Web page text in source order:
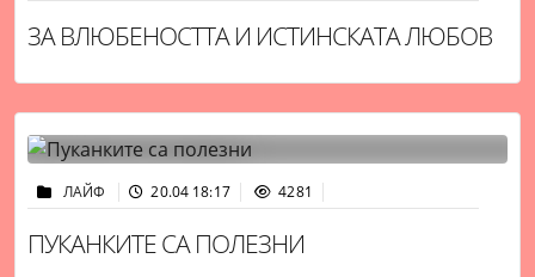
ЗА ВЛЮБЕНОСТТА И ИСТИНСКАТА ЛЮБОВ
ЛАЙФ 20.04 18:17 4281
ПУКАНКИТЕ СА ПОЛЕЗНИ